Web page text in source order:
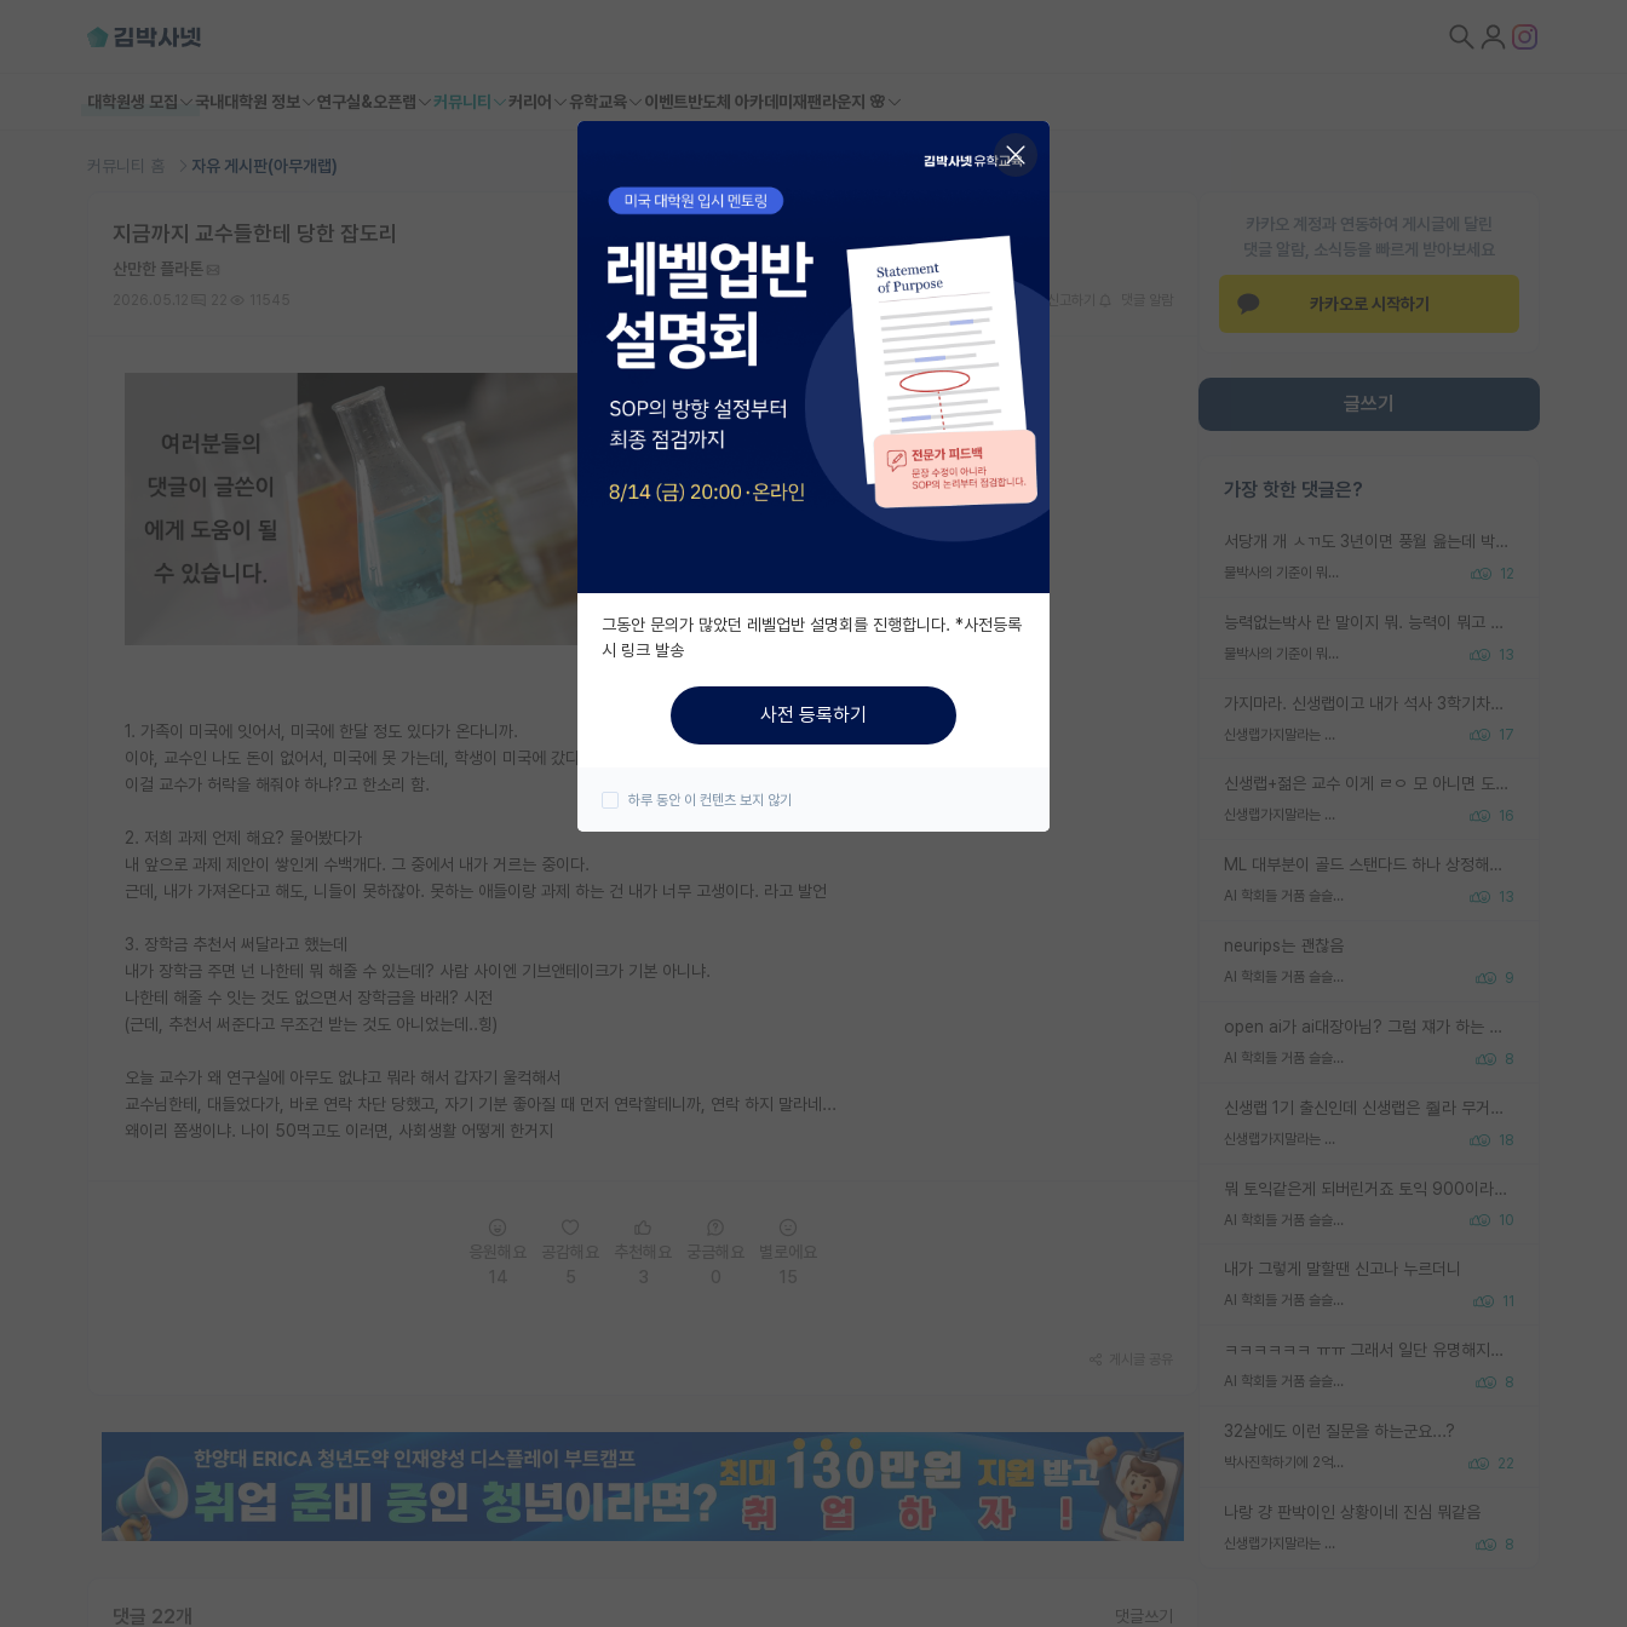
대학원생 모집 국내대학원 정보 연구실&오픈랩 커뮤니티 커리어 유학교육 이벤트반도체 아카데미 재팬라운지 🌸
커뮤니티 홈 자유 게시판(아무개랩)
카카오 계정과 연동하여 게시글에 달린
댓글 알람, 소식등을 빠르게 받아보세요
카카오로 시작하기
글쓰기
가장 핫한 댓글은?
서당개 개 ㅅㄲ도 3년이면 풍월 읊는데 박사 5년 이상 대리고 있으면서 물된건 교수 탓 맞는ㄱ게 거기가 서당이 아니란 소리임
물박사의 기준이 뭐임? 12
능력없는박사 란 말이지 뭐. 능력이 뭐고 능력이 있다는게 뭔지는 사람마다 기준이 다르니까 얘기해봐야 서로 자기 기준만 얘기해서 논쟁이 끝이 안나고. 주위에서 능력있고 야심있는 신입생이 교수가 유의미한 피드백을 아예 안주면서 제대로된 과제에 참여해볼 기회도 제공하지 않고 잡일 뺑뺑이만 돌려서 맨날 단순작업만 하면서 밤새다가 눈빛이 점점 죽어가는걸 본 사람은 물박사는 교수탓이라고 하고, 교수는 이것저것 알려도 주고 기회도 주고 사수 동기 붙여주면서 어떻게든 끌고가려고 하는데 본인이 매일 뺀질거리면서 출근 하는둥마는둥 하다가 기껏 와서도 폰이나 쳐다보다가 실험 망치고 저녁약속있어서 먼저 가볼게요~ 하는걸 본 사람은 물박사는 본인탓이라고 함.
물박사의 기준이 뭐임? 13
가지마라. 신생랩이고 내가 석사 3학기차인데 최고참인데 나도 아무것도 모르는데 교수가 후배들 왜 논문 교육 안시키냐. 논문 왜 안 써오냐 닦달한다
신생랩가지말라는 이유가 있었구나 17
신생랩+젊은 교수 이게 ㄹㅇ 모 아니면 도인듯.
신생랩가지말라는 이유가 있었구나 16
ML 대부분이 골드 스탠다드 하나 상정해놓고 (벤치마크 데이터셋이 여러 개면 여러 개 상정) 그거 얼마나 잘 맞추나 싸움임 가끔 번뜩이는 설계 철학을 보여주는 논문들도 있지만 대부분 그거 성적 얼마나 더 올리느라에 혈안이 되어 있는 측면이 잇음
AI 학회들 거품 슬슬 지적이 나오네요 13
neurips는 괜찮음
AI 학회들 거품 슬슬 지적이 나오네요 9
open ai가 ai대장아님? 그럼 쟤가 하는 말이 다 맞겠네
AI 학회들 거품 슬슬 지적이 나오네요 8
신생랩 1기 출신인데 신생랩은 줠라 무거운 바벨 같은거임. 들면 대박인데 못들면 깔려 죽음. 아무도 알려주지 않는 환경에서 자생해야하지만, 일단 살아남았다면 그 어떤 사람보다 악착같고 생존력 높은 사람으로 거듭날 수 있음
신생랩가지말라는 이유가 있었구나 18
뭐 토익같은게 되버린거죠 토익 900이라고 영어잘하는건 아닙니다만 잘하는사람은 다 900을 넘는 그런
AI 학회들 거품 슬슬 지적이 나오네요 10
내가 그렇게 말할땐 신고나 누르더니
AI 학회들 거품 슬슬 지적이 나오네요 11
ㅋㅋㅋㅋㅋㅋ ㅠㅠ 그래서 일단 유명해지는게 중요한거같습니다
AI 학회들 거품 슬슬 지적이 나오네요 8
32살에도 이런 질문을 하는군요...?
박사진학하기에 2억은 괜찮은 (?) 정도의 경제력인가요 22
나랑 걍 판박이인 상황이네 진심 뭐같음
신생랩가지말라는 이유가 있었구나 8
지금까지 교수들한테 당한 잡도리
산만한 플라톤
스크랩 신고하기
1. 가족이 미국에 잇어서, 미국에 한달 정도 있다가 온다니까.
이야, 교수인 나도 돈이 없어서, 미국에 못 가는데, 학생이 미국에 갔다 온다고 하네.
이걸 교수가 허락을 해줘야 하냐?고 한소리 함.
2. 저희 과제 언제 해요? 물어봤다가
내 앞으로 과제 제안이 쌓인게 수백개다. 그 중에서 내가 거르는 중이다.
근데, 내가 가져온다고 해도, 니들이 못하잖아. 못하는 애들이랑 과제 하는 건 내가 너무 고생이다. 라고 발언
3. 장학금 추천서 써달라고 했는데
내가 장학금 주면 넌 나한테 뭐 해줄 수 있는데? 사람 사이엔 기브앤테이크가 기본 아니냐.
나한테 해줄 수 잇는 것도 없으면서 장학금을 바래? 시전
(근데, 추천서 써준다고 무조건 받는 것도 아니었는데..힝)
오늘 교수가 왜 연구실에 아무도 없냐고 뭐라 해서 갑자기 울컥해서
교수님한테, 대들었다가, 바로 연락 차단 당했고, 자기 기분 좋아질 때 먼저 연락할테니까, 연락 하지 말라네...
왜이리 쫌생이냐. 나이 50먹고도 이러면, 사회생활 어떻게 한거지
댓글 22개 댓글쓰기
그동안 문의가 많았던 레벨업반 설명회를 진행합니다. *사전등록
시 링크 발송
사전 등록하기
하루 동안 이 컨텐츠 보지 않기